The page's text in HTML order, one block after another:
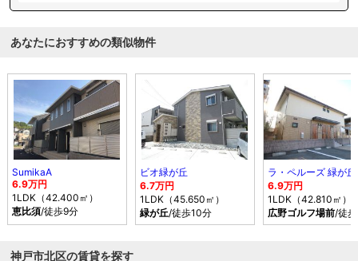
あなたにおすすめの類似物件
SumikaA
6.9万円
1LDK（42.400㎡）
恵比須/徒歩9分
ビオ緑が丘
6.7万円
1LDK（45.650㎡）
緑が丘/徒歩10分
ラ・ペルーズ 緑が丘
6.9万円
1LDK（42.810㎡）
広野ゴルフ場前/徒
神戸市北区の賃貸を探す